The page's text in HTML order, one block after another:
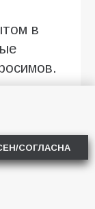
в
данным
этом
СОГЛАСНА